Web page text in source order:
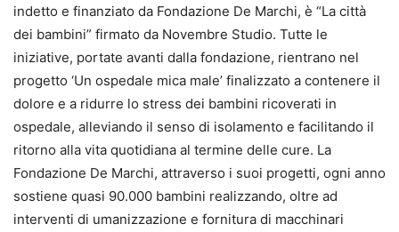
indetto e finanziato da Fondazione De Marchi, è “La città
dei bambini” firmato da Novembre Studio. Tutte le
iniziative, portate avanti dalla fondazione, rientrano nel
progetto ‘Un ospedale mica male’ finalizzato a contenere il
dolore e a ridurre lo stress dei bambini ricoverati in
ospedale, alleviando il senso di isolamento e facilitando il
ritorno alla vita quotidiana al termine delle cure. La
Fondazione De Marchi, attraverso i suoi progetti, ogni anno
sostiene quasi 90.000 bambini realizzando, oltre ad
interventi di umanizzazione e fornitura di macchinari